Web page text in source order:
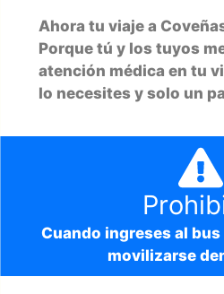
Ahora tu viaje a
Porque tú y los tuyos
atención médica en tu
lo necesites y solo un
Cuando ingreses al
movilizarse